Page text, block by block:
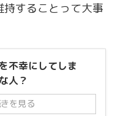
することって大事
不幸にしてしま
人？
を見る